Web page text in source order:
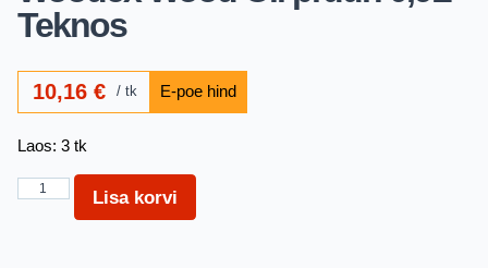
Teknos
10,16€ tk
Laos: 3 tk
Lisa korvi